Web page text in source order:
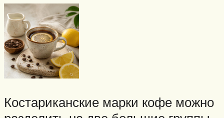
Костариканские марки кофе можно